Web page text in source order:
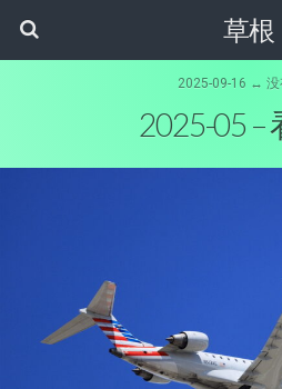
草根
2025-09-16 ↔ 没
2025-05 –